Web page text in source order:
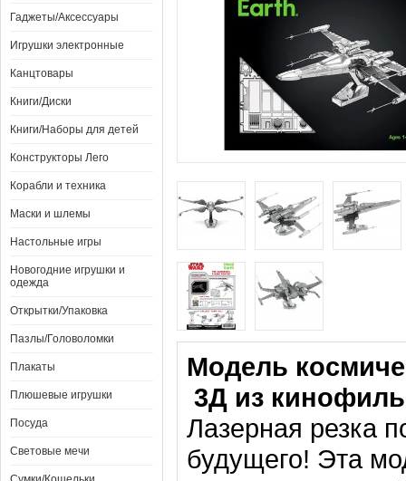
Гаджеты/Аксессуары
Игрушки электронные
Канцтовары
Книги/Диски
Книги/Наборы для детей
Конструкторы Лего
Корабли и техника
Маски и шлемы
Настольные игры
Новогодние игрушки и
одежда
Открытки/Упаковка
Пазлы/Головоломки
Плакаты
Плюшевые игрушки
Посуда
Световые мечи
Модель
3Д из
Лазерная резка
будущего! Эта